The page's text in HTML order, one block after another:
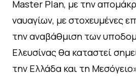
Master Plan, με την
ναυαγίων, με στοχευμένες
την αναβάθμιση των
Ελευσίνας θα καταστεί
την Ελλάδα και τη